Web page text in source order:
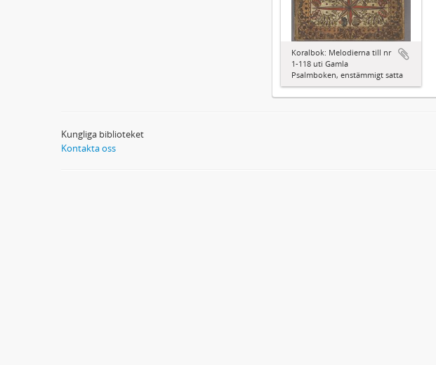
Koralbok: Melodierna till nr
1-118 uti Gamla
Psalmboken, enstämmigt satta
Kungliga biblioteket
Kontakta oss